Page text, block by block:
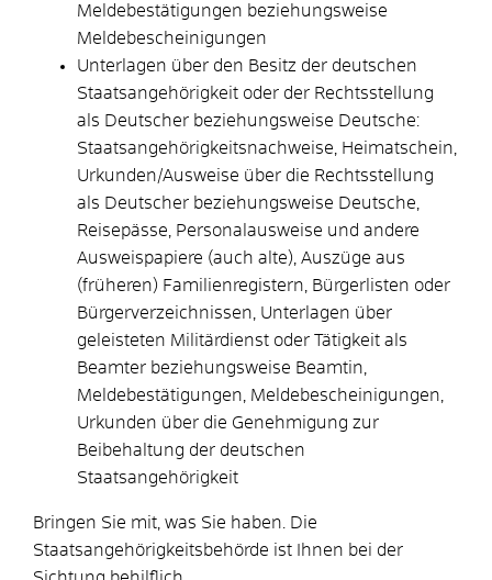
Meldebestätigungen beziehungsweise
Meldebescheinigungen
Unterlagen über den Besitz der deutschen
Staatsangehörigkeit oder der Rechtsstellung
als Deutscher beziehungsweise Deutsche:
Staatsangehörigkeitsnachweise, Heimatschein,
Urkunden/Ausweise über die Rechtsstellung
als Deutscher beziehungsweise Deutsche,
Reisepässe, Personalausweise und andere
Ausweispapiere (auch alte), Auszüge aus
(früheren) Familienregistern, Bürgerlisten oder
Bürgerverzeichnissen, Unterlagen über
geleisteten Militärdienst oder Tätigkeit als
Beamter beziehungsweise Beamtin,
Meldebestätigungen, Meldebescheinigungen,
Urkunden über die Genehmigung zur
Beibehaltung der deutschen
Staatsangehörigkeit
Bringen Sie mit, was Sie haben. Die
Staatsangehörigkeitsbehörde ist Ihnen bei der